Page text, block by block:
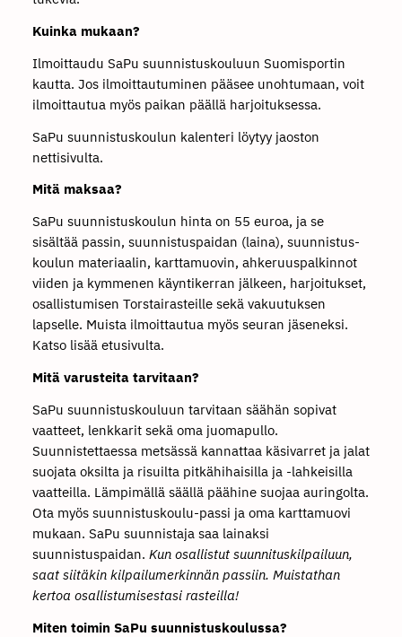
Kuinka mukaan?
Ilmoittaudu SaPu suunnistuskouluun Suomisportin
kautta. Jos ilmoittautuminen pääsee unohtumaan, voit
ilmoittautua myös paikan päällä harjoituksessa.
SaPu suunnistuskoulun kalenteri löytyy jaoston
nettisivulta.
Mitä maksaa?
SaPu suunnistuskoulun hinta on 55 euroa, ja se
sisältää passin, suunnistuspaidan (laina), suunnistus-
koulun materiaalin, karttamuovin, ahkeruuspalkinnot
viiden ja kymmenen käyntikerran jälkeen, harjoitukset,
osallistumisen Torstairasteille sekä vakuutuksen
lapselle. Muista ilmoittautua myös seuran jäseneksi.
Katso lisää etusivulta.
Mitä varusteita tarvitaan?
SaPu suunnistuskouluun tarvitaan säähän sopivat
vaatteet, lenkkarit sekä oma juomapullo.
Suunnistettaessa metsässä kannattaa käsivarret ja jalat
suojata oksilta ja risuilta pitkähihaisilla ja -lahkeisilla
vaatteilla. Lämpimällä säällä päähine suojaa auringolta.
Ota myös suunnistuskoulu-passi ja oma karttamuovi
mukaan. SaPu suunnistaja saa lainaksi
suunnistuspaidan. Kun osallistut suunnituskilpailuun,
saat siitäkin kilpailumerkinnän passiin. Muistathan
kertoa osallistumisestasi rasteilla!
Miten toimin SaPu suunnistuskoulussa?